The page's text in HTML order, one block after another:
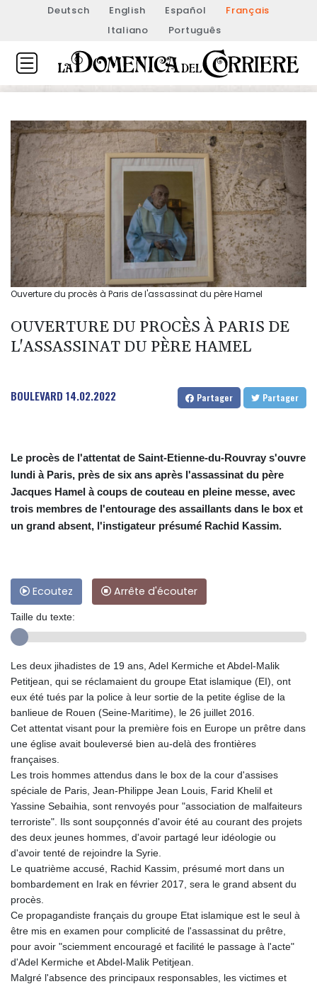
Deutsch English Español
Français
Italiano
Português
Ouverture du procès à Paris de l'assassinat du père Hamel
OUVERTURE DU PROCÈS À PARIS DE
L'ASSASSINAT DU PÈRE HAMEL
BOULEVARD 14.02.2022 Partager Partager
Le procès de l'attentat de Saint-Etienne-du-Rouvray s'ouvre
lundi à Paris, près de six ans après l'assassinat du père
Jacques Hamel à coups de couteau en pleine messe, avec
trois membres de l'entourage des assaillants dans le box et
un grand absent, l'instigateur présumé Rachid Kassim.
Ecoutez Arrête d'écouter
Taille du texte:
Les deux jihadistes de 19 ans, Adel Kermiche et Abdel-Malik
Petitjean, qui se réclamaient du groupe Etat islamique (EI), ont
eux été tués par la police à leur sortie de la petite église de la
banlieue de Rouen (Seine-Maritime), le 26 juillet 2016.
Cet attentat visant pour la première fois en Europe un prêtre dans
une église avait bouleversé bien au-delà des frontières
françaises.
Les trois hommes attendus dans le box de la cour d'assises
spéciale de Paris, Jean-Philippe Jean Louis, Farid Khelil et
Yassine Sebaihia, sont renvoyés pour "association de malfaiteurs
terroriste". Ils sont soupçonnés d'avoir été au courant des projets
des deux jeunes hommes, d'avoir partagé leur idéologie ou
d'avoir tenté de rejoindre la Syrie.
Le quatrième accusé, Rachid Kassim, présumé mort dans un
bombardement en Irak en février 2017, sera le grand absent du
procès.
Ce propagandiste français du groupe Etat islamique est le seul à
être mis en examen pour complicité de l'assassinat du prêtre,
pour avoir "sciemment encouragé et facilité le passage à l'acte"
d'Adel Kermiche et Abdel-Malik Petitjean.
Malgré l'absence des principaux responsables, les victimes et